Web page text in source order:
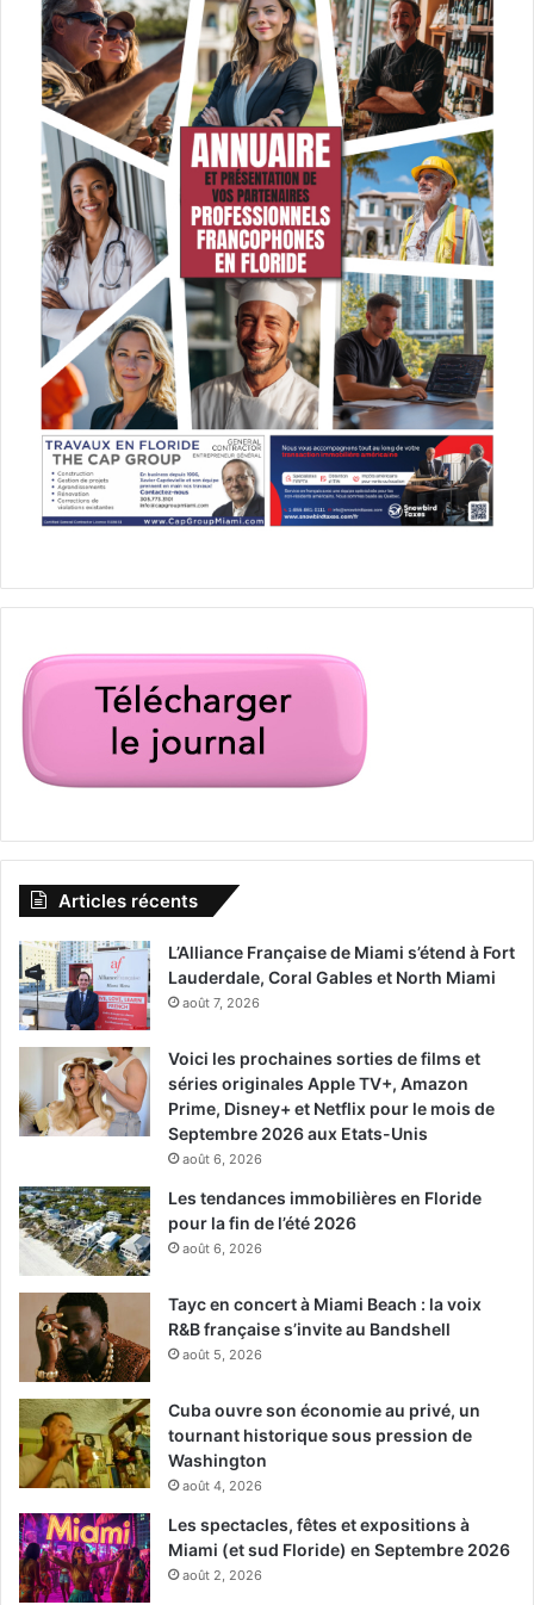
Articles récents
L’Alliance Française de Miami s’étend à Fort
Lauderdale, Coral Gables et North Miami
août 7, 2026
Voici les prochaines sorties de films et
séries originales Apple TV+, Amazon
Prime, Disney+ et Netflix pour le mois de
Septembre 2026 aux Etats-Unis
août 6, 2026
Les tendances immobilières en Floride
pour la fin de l’été 2026
août 6, 2026
Tayc en concert à Miami Beach : la voix
R&B française s’invite au Bandshell
août 5, 2026
Cuba ouvre son économie au privé, un
tournant historique sous pression de
Washington
août 4, 2026
Les spectacles, fêtes et expositions à
Miami (et sud Floride) en Septembre 2026
août 2, 2026